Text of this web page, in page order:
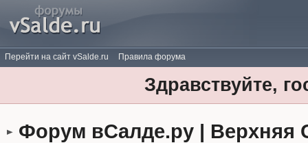
Перейти на сайт vSalde.ru Правила форума
Здравствуйте,
Форум вСалде.ру | Верхняя